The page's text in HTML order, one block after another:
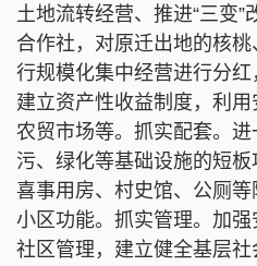
土地流转经营、推进“三变
合作社，对原迁出地的核
行规模化集中经营进行分红
建立资产性收益制度，利用
农贸市场等。抓实配套。
污、绿化等基础设施的短
喜事用房、村史馆、公厕
小区功能。抓实管理。加
社区管理，建立健全基层